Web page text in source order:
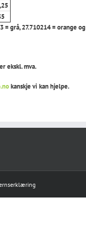
= grå, 27.710214 = orange
ekskl. mva.
kanskje vi kan hjelpe.